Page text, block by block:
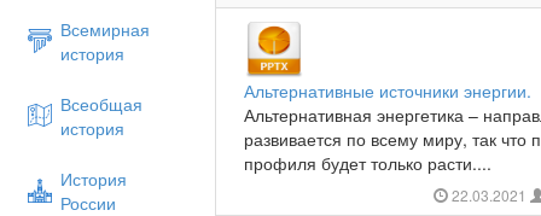
Всемирная
история
Всеобщая
история
История
России
Альтернативные источники энергии.
Альтернативная энергетика –
развивается по всему миру, так что
профиля будет только расти....
22.03.2021